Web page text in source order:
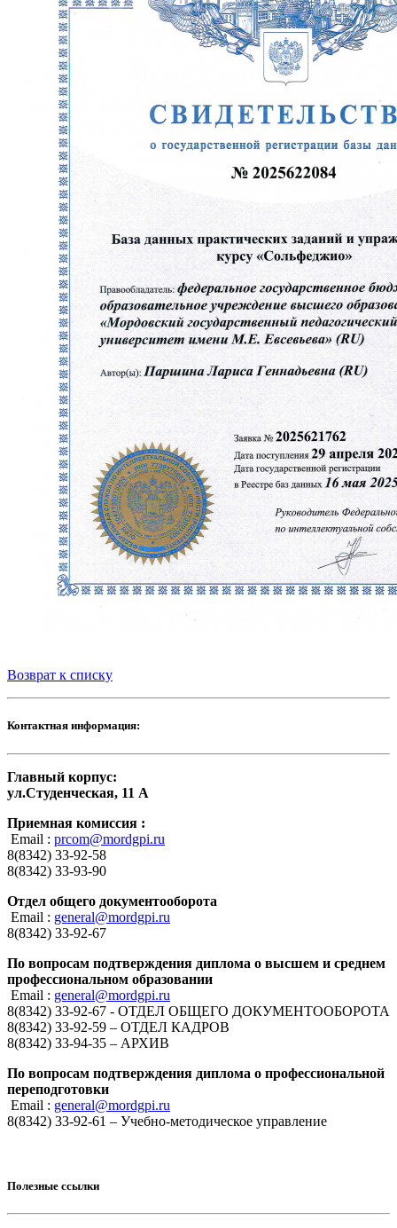
Возврат к списку
Контактная информация:
Главный корпус:
ул.Студенческая, 11 А
Приемная комиссия :
Email : prcom@mordgpi.ru
8(8342) 33-92-58
8(8342) 33-93-90
Отдел общего документооборота
Email : general@mordgpi.ru
8(8342) 33-92-67
По вопросам подтверждения диплома о высшем и среднем
профессиональном образовании
Email : general@mordgpi.ru
8(8342) 33-92-67 - ОТДЕЛ ОБЩЕГО ДОКУМЕНТООБОРОТА
8(8342) 33-92-59 – ОТДЕЛ КАДРОВ
8(8342) 33-94-35 – АРХИВ
По вопросам подтверждения диплома о профессиональной
переподготовки
Email : general@mordgpi.ru
8(8342) 33-92-61 – Учебно-методическое управление
Полезные ссылки